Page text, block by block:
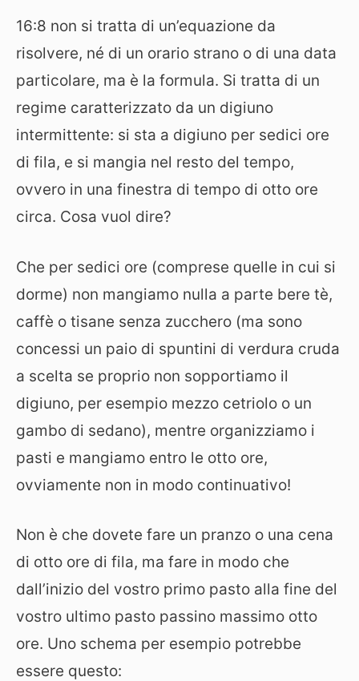
16:8 non si tratta di un’equazione da
risolvere, né di un orario strano o di una data
particolare, ma è la formula. Si tratta di un
regime caratterizzato da un digiuno
intermittente: si sta a digiuno per sedici ore
di fila, e si mangia nel resto del tempo,
ovvero in una finestra di tempo di otto ore
circa. Cosa vuol dire?
Che per sedici ore (comprese quelle in cui si
dorme) non mangiamo nulla a parte bere tè,
caffè o tisane senza zucchero (ma sono
concessi un paio di spuntini di verdura cruda
a scelta se proprio non sopportiamo il
digiuno, per esempio mezzo cetriolo o un
gambo di sedano), mentre organizziamo i
pasti e mangiamo entro le otto ore,
ovviamente non in modo continuativo!
Non è che dovete fare un pranzo o una cena
di otto ore di fila, ma fare in modo che
dall’inizio del vostro primo pasto alla fine del
vostro ultimo pasto passino massimo otto
ore. Uno schema per esempio potrebbe
essere questo: